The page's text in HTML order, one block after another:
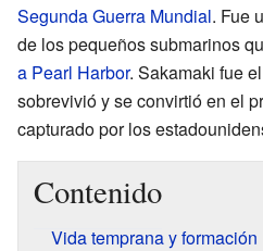
Segunda Guerra Mundial. Fue
de los pequeños submarinos
a Pearl Harbor. Sakamaki fue
sobrevivió y se convirtió en el
capturado por los
Contenido
Vida temprana y formación